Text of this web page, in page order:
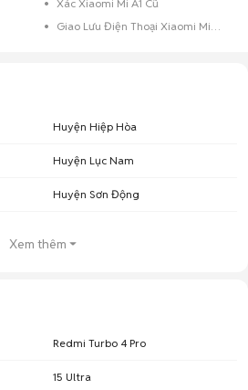
Xác Xiaomi Mi A1 Cũ
Giao Lưu Điện Thoại Xiaomi Mi A1
Huyện Hiệp Hòa
Huyện Lục Nam
Huyện Sơn Động
Xem thêm
Redmi Turbo 4 Pro
15 Ultra